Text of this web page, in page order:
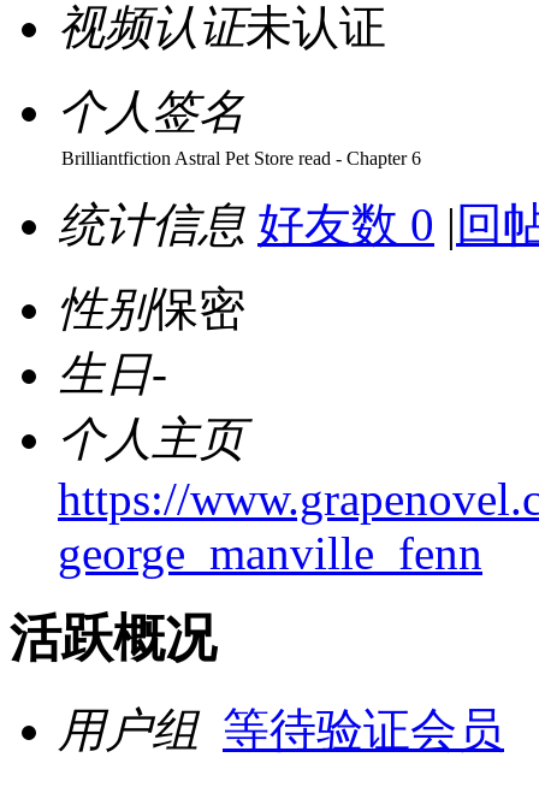
视频认证未认证
个人签名
Brilliantfiction Astral Pet Store read - Chapter 6
统计信息 好友数 0 | 回
性别保密
生日-
个人主页
https://
george_manville_fenn
活跃概况
用户组 等待验证会员